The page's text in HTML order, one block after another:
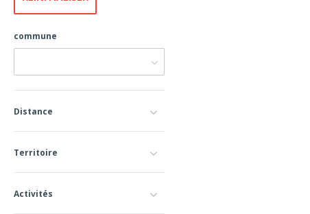
commune
Distance
Territoire
Activités